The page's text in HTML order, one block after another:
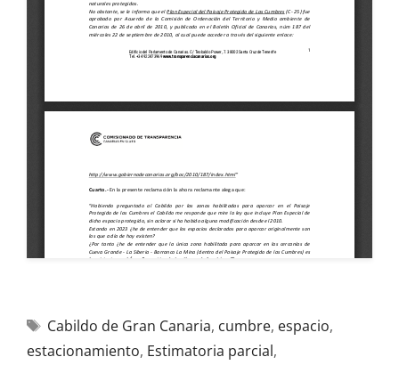
Cabildo de Gran Canaria, cumbre, espacio,
estacionamiento, Estimatoria parcial,